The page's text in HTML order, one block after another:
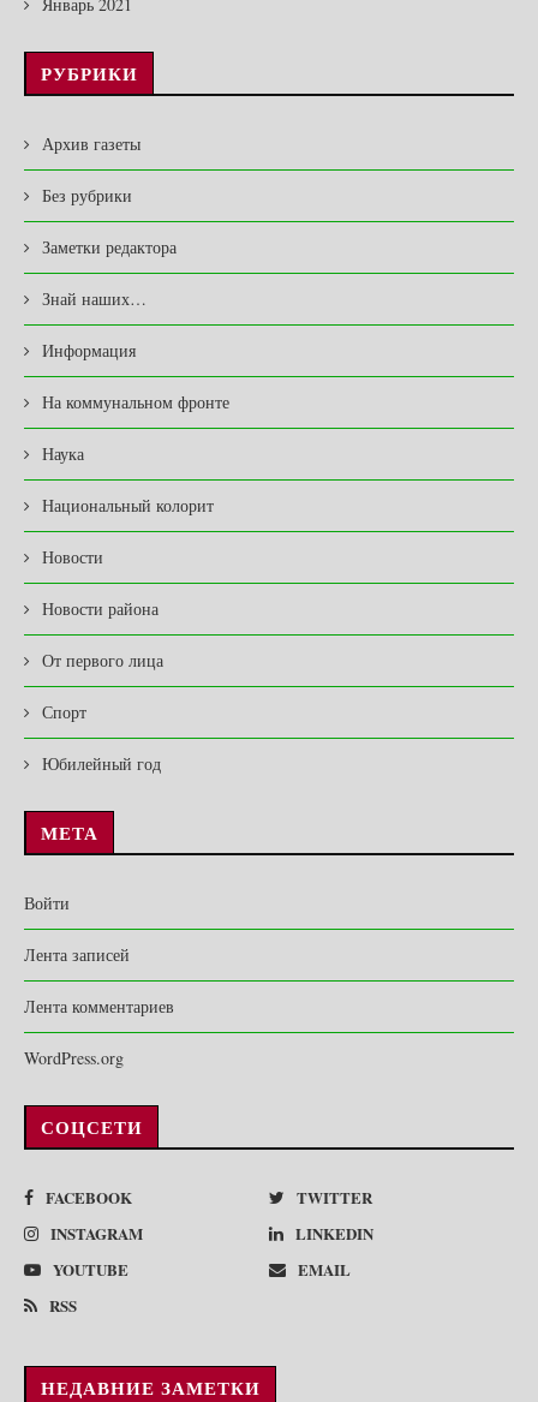
РУБРИКИ
Архив газеты
Без рубрики
Заметки редактора
Знай наших…
Информация
На коммунальном фронте
Наука
Национальный колорит
Новости
Новости района
От первого лица
Спорт
Юбилейный год
МЕТА
Войти
Лента записей
Лента комментариев
WordPress.org
СОЦСЕТИ
FACEBOOK
TWITTER
INSTAGRAM
LINKEDIN
YOUTUBE
EMAIL
RSS
НЕДАВНИЕ ЗАМЕТКИ